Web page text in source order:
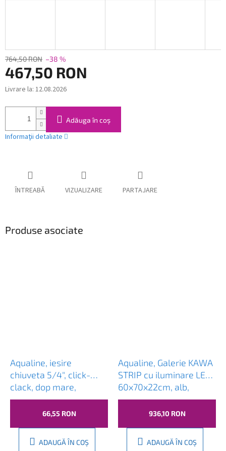
764,50 RON –38 %
467,50 RON
Evaluare
Livrare la: 12.08.2026
Adăuga în coş
Informaţii detaliate
ÎNTREABĂ VIZUALIZARE PARTAJARE
Produse asociate
Aqualine, iesire
chiuveta 5/4", click-
clack, dop mare,
grosime 30-45mm,
crom, TF7001
66,55 RON
ADAUGĂ ÎN COŞ
Aqualine, Galerie KAWA
STRIP cu iluminare LED
60x70x22cm, alb,
WGL60S
936,10 RON
ADAUGĂ ÎN COŞ